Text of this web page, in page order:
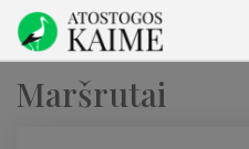
Maršrutai